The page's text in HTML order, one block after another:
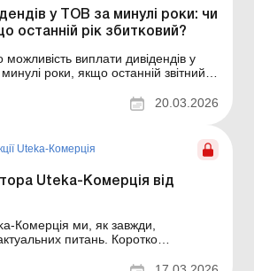
у ТОВ за минулі роки: чи
останній рік збитковий?
можливість виплати дивідендів у
роки, якщо останній звітний
обліку та оподаткування»
відповідальністю
20.03.2026
Uteka-Комерція
Uteka-Комерція від
Комерція ми, як завжди,
питань. Коротко
Шановні колеги! Коротко